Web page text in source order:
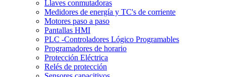
Llaves conmutadoras
Medidores de energía y TC's de corriente
Motores paso a paso
Pantallas HMI
PLC -Controladores Lógico Programables
Programadores de horario
Protección Eléctrica
Relés de protección